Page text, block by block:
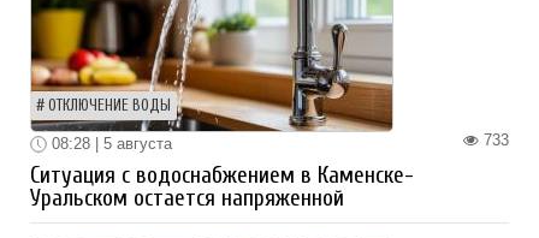
ОТКЛЮЧЕНИЕ ВОДЫ
733
08:28 | 5 августа
Ситуация с водоснабжением в Каменске-
Уральском остается напряженной